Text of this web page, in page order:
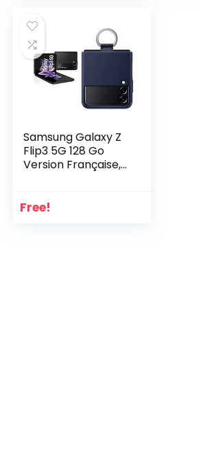
Samsung Galaxy Z
Flip3 5G 128 Go
Version Française,
débloqué,
Free!